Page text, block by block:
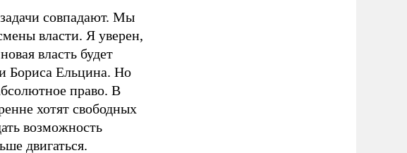
совпадают. Мы
власти. Я уверен,
власть будет
Бориса Ельцина. Но
право. В
хотят свободных
возможность
двигаться.